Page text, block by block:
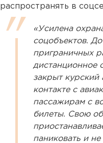
распространять в
«Усилена
соцобъектов.
приграничных
дистанционное
закрыт курский
контакте с
пассажирам с
билеты. Свою
паниковать и